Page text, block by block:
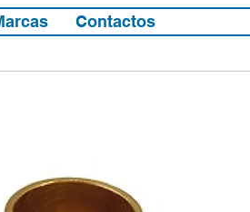
Contactos